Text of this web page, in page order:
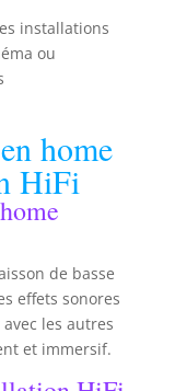
installations
ou
home
HiFi
de basse
effets sonores
les autres
et immersif.